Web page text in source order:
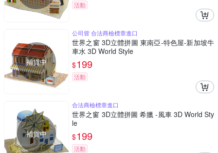
活動
補貨中
公司貨 合法商檢標章進口
世界之窗 3D立體拼圖 東南亞-特色屋-新加坡牛
車水 3D World Style
$199
活動
補貨中
合法商檢標章進口
世界之窗 3D立體拼圖 希臘 -風車 3D World Sty
le
$199
活動